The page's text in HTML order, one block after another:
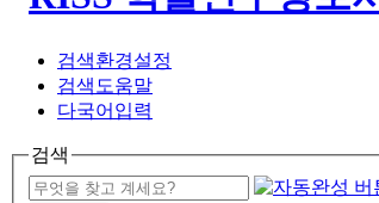
검색환경설정
검색도움말
다국어입력
검색